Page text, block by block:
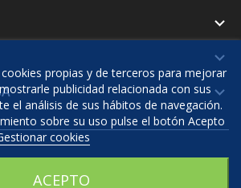



propias y de terceros para mejorar
publicidad relacionada con sus
el análisis de sus hábitos de navegación.
sobre su uso pulse el botón Acepto
cookies
ACEPTO
desarrollado por Prestashop™